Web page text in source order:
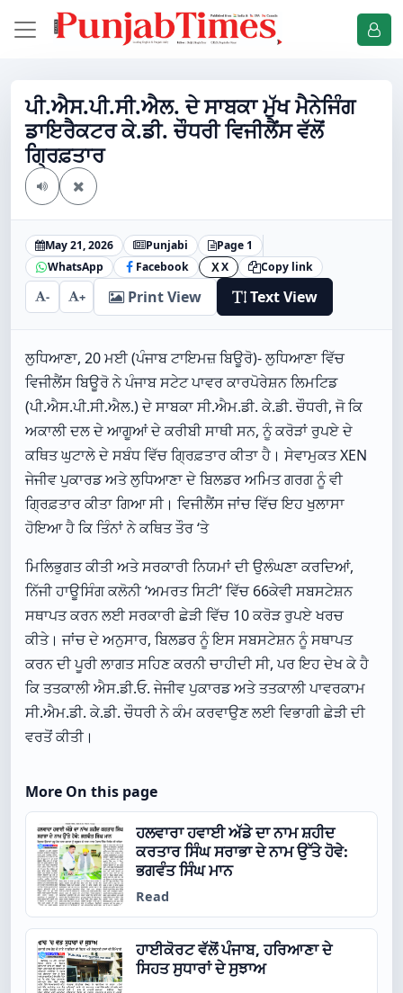
ਪੀ.ਐਸ.ਪੀ.ਸੀ.ਐਲ. ਦੇ ਸਾਬਕਾ ਮੁੱਖ ਮੈਨੇਜਿੰਗ
ਡਾਇਰੈਕਟਰ ਕੇ.ਡੀ. ਚੌਧਰੀ ਵਿਜੀਲੈਂਸ ਵੱਲੋਂ
ਗ੍ਰਿਫ਼ਤਾਰ
May 21, 2026 Punjabi
Page 1
WhatsApp
Facebook X X Copy link
- + Print View Text View
ਲੁਧਿਆਣਾ, 20 ਮਈ (ਪੰਜਾਬ ਟਾਇਮਜ਼ ਬਿਊਰੋ)- ਲੁਧਿਆਣਾ ਵਿੱਚ
ਵਿਜੀਲੈਂਸ ਬਿਊਰੋ ਨੇ ਪੰਜਾਬ ਸਟੇਟ ਪਾਵਰ ਕਾਰਪੋਰੇਸ਼ਨ ਲਿਮਟਿਡ
(ਪੀ.ਐਸ.ਪੀ.ਸੀ.ਐਲ.) ਦੇ ਸਾਬਕਾ ਸੀ.ਐਮ.ਡੀ. ਕੇ.ਡੀ. ਚੌਧਰੀ, ਜੋ ਕਿ
ਅਕਾਲੀ ਦਲ ਦੇ ਆਗੂਆਂ ਦੇ ਕਰੀਬੀ ਸਾਥੀ ਸਨ, ਨੂੰ ਕਰੋੜਾਂ ਰੁਪਏ ਦੇ
ਕਥਿਤ ਘੁਟਾਲੇ ਦੇ ਸਬੰਧ ਵਿੱਚ ਗ੍ਰਿਫ਼ਤਾਰ ਕੀਤਾ ਹੈ। ਸੇਵਾਮੁਕਤ XEN
ਜੇਜੀਵ ਪੁਕਾਰਡ ਅਤੇ ਲੁਧਿਆਣਾ ਦੇ ਬਿਲਡਰ ਅਮਿਤ ਗਰਗ ਨੂੰ ਵੀ
ਗ੍ਰਿਫ਼ਤਾਰ ਕੀਤਾ ਗਿਆ ਸੀ। ਵਿਜੀਲੈਂਸ ਜਾਂਚ ਵਿੱਚ ਇਹ ਖੁਲਾਸਾ
ਹੋਇਆ ਹੈ ਕਿ ਤਿੰਨਾਂ ਨੇ ਕਥਿਤ ਤੌਰ ‘ਤੇ
ਮਿਲਿਭੁਗਤ ਕੀਤੀ ਅਤੇ ਸਰਕਾਰੀ ਨਿਯਮਾਂ ਦੀ ਉਲੰਘਣਾ ਕਰਦਿਆਂ,
ਨਿੱਜੀ ਹਾਊਸਿੰਗ ਕਲੋਨੀ ‘ਅਮਰਤ ਸਿਟੀ’ ਵਿੱਚ 66ਕੇਵੀ ਸਬਸਟੇਸ਼ਨ
ਸਥਾਪਤ ਕਰਨ ਲਈ ਸਰਕਾਰੀ ਛੇੜੀ ਵਿੱਚ 10 ਕਰੋੜ ਰੁਪਏ ਖਰਚ
ਕੀਤੇ। ਜਾਂਚ ਦੇ ਅਨੁਸਾਰ, ਬਿਲਡਰ ਨੂੰ ਇਸ ਸਬਸਟੇਸ਼ਨ ਨੂੰ ਸਥਾਪਤ
ਕਰਨ ਦੀ ਪੂਰੀ ਲਾਗਤ ਸਹਿਣ ਕਰਨੀ ਚਾਹੀਦੀ ਸੀ, ਪਰ ਇਹ ਦੇਖ ਕੇ ਹੈ
ਕਿ ਤਤਕਾਲੀ ਐਸ.ਡੀ.ਓ. ਜੇਜੀਵ ਪੁਕਾਰਡ ਅਤੇ ਤਤਕਾਲੀ ਪਾਵਰਕਾਮ
ਸੀ.ਐਮ.ਡੀ. ਕੇ.ਡੀ. ਚੌਧਰੀ ਨੇ ਕੰਮ ਕਰਵਾਉਣ ਲਈ ਵਿਭਾਗੀ ਛੇੜੀ ਦੀ
ਵਰਤੋਂ ਕੀਤੀ।
More On this page
ਹਲਵਾਰਾ ਹਵਾਈ ਅੱਡੇ ਦਾ ਨਾਮ ਸ਼ਹੀਦ
ਕਰਤਾਰ ਸਿੰਘ ਸਰਾਭਾ ਦੇ ਨਾਮ ਉੱਤੇ ਹੋਵੇ:
ਭਗਵੰਤ ਸਿੰਘ ਮਾਨ
Read
ਹਾਈਕੋਰਟ ਵੱਲੋਂ ਪੰਜਾਬ, ਹਰਿਆਣਾ ਦੇ
ਸਿਹਤ ਸੁਧਾਰਾਂ ਦੇ ਸੁਝਾਅ